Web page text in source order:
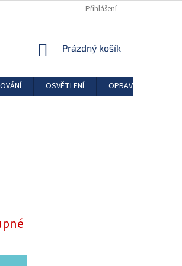
Přihlášení
NÁKUPNÍ
Prázdný košík
OSVĚTLENÍ
OPRAVÁRENSKÉ